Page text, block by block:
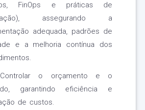
FinOps e práticas de
assegurando a
adequada, padrões de
e a melhoria contínua dos
o orçamento e o
garantindo eficiência e
de custos.